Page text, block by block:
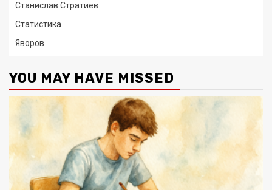
Станислав Стратиев
Статистика
Яворов
YOU MAY HAVE MISSED